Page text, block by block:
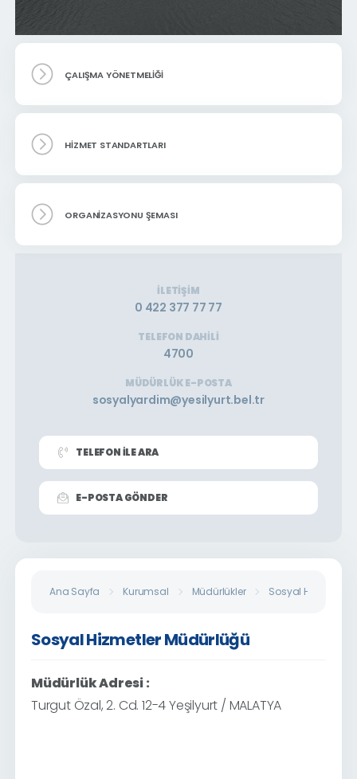
ÇALIŞMA YÖNETMELIĞI
HIZMET STANDARTLARI
ORGANIZASYONU ŞEMASI
İLETIŞIM
0 422 377 77 77
TELEFON DAHILI
4700
MÜDÜRLÜK E-POSTA
sosyalyardim@yesilyurt.bel.tr
TELEFON İLE ARA
E-POSTA GÖNDER
Ana Sayfa Kurumsal Müdürlükler Sosyal Hizmetler
Sosyal Hizmetler Müdürlüğü
Müdürlük Adresi :
Turgut Özal, 2. Cd. 12-4 Yeşilyurt / MALATYA